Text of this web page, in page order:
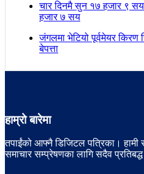
चार दिनमै सुन १७ हजार ९
हजार ७ सय
जंगलमा भेटियो पूर्वमेयर किरण
बेपत्ता
हाम्रो बारेमा
तपाईंको आफ्नै डिजिटल पत्रिका। हामी
समाचार सम्प्रेषणका लागि सदैव प्रतिबद्ध